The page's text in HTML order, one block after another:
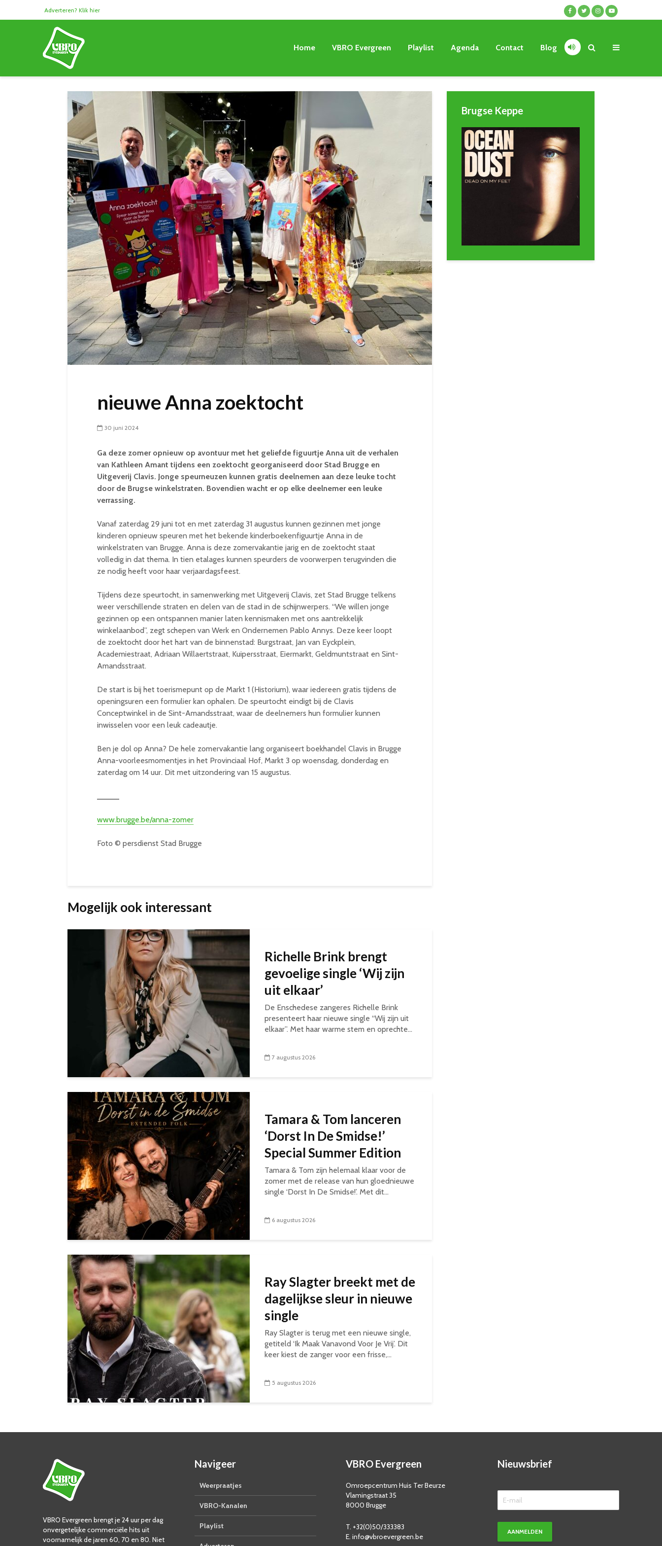
Adverteren? Klik hier
Home VBRO Evergreen Playlist Agenda Contact Blog
nieuwe Anna zoektocht
30 juni 2024
Ga deze zomer opnieuw op avontuur met het geliefde figuurtje Anna uit de verhalen
van Kathleen Amant tijdens een zoektocht georganiseerd door Stad Brugge en
Uitgeverij Clavis. Jonge speurneuzen kunnen gratis deelnemen aan deze leuke tocht
door de Brugse winkelstraten. Bovendien wacht er op elke deelnemer een leuke
verrassing.
Vanaf zaterdag 29 juni tot en met zaterdag 31 augustus kunnen gezinnen met jonge
kinderen opnieuw speuren met het bekende kinderboekenfiguurtje Anna in de
winkelstraten van Brugge. Anna is deze zomervakantie jarig en de zoektocht staat
volledig in dat thema. In tien etalages kunnen speurders de voorwerpen terugvinden die
ze nodig heeft voor haar verjaardagsfeest.
Tijdens deze speurtocht, in samenwerking met Uitgeverij Clavis, zet Stad Brugge telkens
weer verschillende straten en delen van de stad in de schijnwerpers. “We willen jonge
gezinnen op een ontspannen manier laten kennismaken met ons aantrekkelijk
winkelaanbod”, zegt schepen van Werk en Ondernemen Pablo Annys. Deze keer loopt
de zoektocht door het hart van de binnenstad: Burgstraat, Jan van Eyckplein,
Academiestraat, Adriaan Willaertstraat, Kuipersstraat, Eiermarkt, Geldmuntstraat en Sint-
Amandsstraat.
De start is bij het toerismepunt op de Markt 1 (Historium), waar iedereen gratis tijdens de
openingsuren een formulier kan ophalen. De speurtocht eindigt bij de Clavis
Conceptwinkel in de Sint-Amandsstraat, waar de deelnemers hun formulier kunnen
inwisselen voor een leuk cadeautje.
Ben je dol op Anna? De hele zomervakantie lang organiseert boekhandel Clavis in Brugge
Anna-voorleesmomentjes in het Provinciaal Hof, Markt 3 op woensdag, donderdag en
zaterdag om 14 uur. Dit met uitzondering van 15 augustus.
www.brugge.be/anna-zomer
Foto © persdienst Stad Brugge
Mogelijk ook interessant
Richelle Brink brengt
gevoelige single ‘Wij zijn
uit elkaar’
De Enschedese zangeres Richelle Brink
presenteert haar nieuwe single “Wij zijn uit
elkaar”. Met haar warme stem en oprechte...
7 augustus 2026
Tamara & Tom lanceren
‘Dorst In De Smidse!’
Special Summer Edition
Tamara & Tom zijn helemaal klaar voor de
zomer met de release van hun gloednieuwe
single ‘Dorst In De Smidse!’. Met dit...
6 augustus 2026
Ray Slagter breekt met de
dagelijkse sleur in nieuwe
single
Ray Slagter is terug met een nieuwe single,
getiteld ‘Ik Maak Vanavond Voor Je Vrij’. Dit
keer kiest de zanger voor een frisse,...
5 augustus 2026
Brugse Keppe
VBRO Evergreen brengt je 24 uur per dag
onvergetelijke commerciële hits uit
voornamelijk de jaren 60, 70 en 80. Niet
Navigeer
Weerpraatjes
VBRO-Kanalen
Playlist
VBRO Evergreen
Omroepcentrum Huis Ter Beurze
Vlamingstraat 35
8000 Brugge
T. +32(0)50/333383
E. info@vbroevergreen.be
Nieuwsbrief